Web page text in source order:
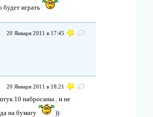
играть
20 Января 2011 в 17:45
20 Января 2011 в 18:21
10 набросаны.. и не
на бумагу
))